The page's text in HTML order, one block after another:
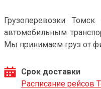
Грузоперевозки
автомобильным
Мы принимаем груз от
Срок доставки
Расписание рейсов